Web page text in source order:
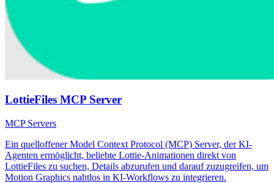
LottieFiles MCP Server
MCP Servers
Ein quelloffener Model Context Protocol (MCP) Server, der KI-
Agenten ermöglicht, beliebte Lottie-Animationen direkt von
LottieFiles zu suchen, Details abzurufen und darauf zuzugreifen, um
Motion Graphics nahtlos in KI-Workflows zu integrieren.